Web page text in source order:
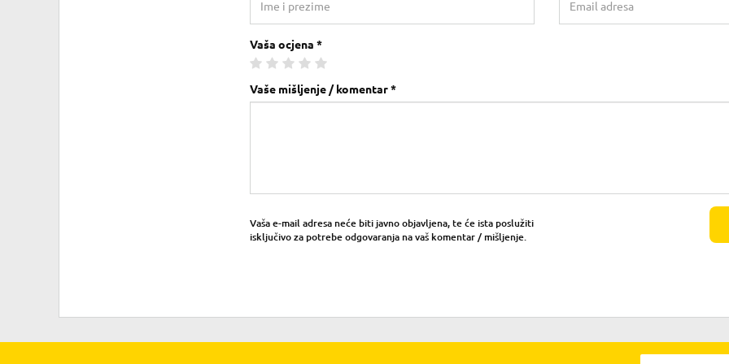
Vaša ocjena *
Vaše mišljenje / komentar *
Vaša e-mail adresa neće biti javno objavljena, te će ista poslužiti
isključivo za potrebe odgovaranja na vaš komentar / mišljenje.